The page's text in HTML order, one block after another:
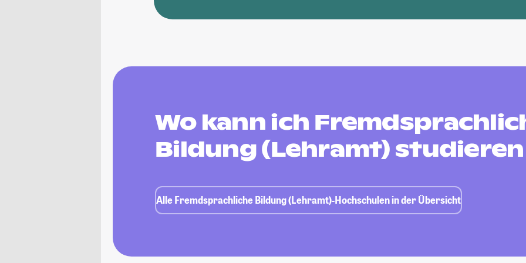
Wo kann ich
Bildung (Lehramt) studieren
Alle Fremdsprachliche Bildung (Lehramt)-Hochschulen in der Übersicht